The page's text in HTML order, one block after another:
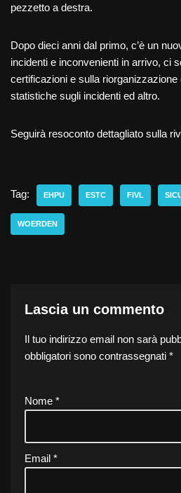
pezzetto a destra.
Dopo dieci anni dal primo, c’è un
incidenti e inconvenienti in arrivo, ci
certificazioni e sulla
statistiche sugli incidenti ed altro.
Seguirà resoconto dettagliato sulla
Tag: EHPU ESTC FIVL
WOERDEN
Lascia un commento
Il tuo indirizzo email non sarà
obbligatori sono contrassegnati *
Nome *
Email *